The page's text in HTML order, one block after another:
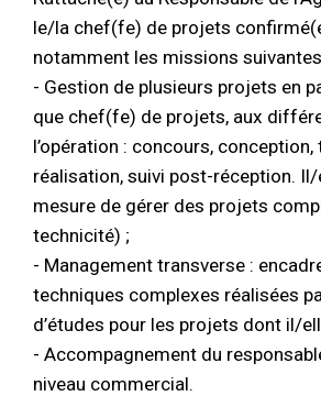
le/la chef(fe) de projets
notamment les missions
- Gestion de plusieurs projets en
que chef(fe) de projets, aux
l’opération : concours, conception,
réalisation, suivi post-réception. Il/
mesure de gérer des projets
technicité) ;
- Management transverse :
techniques complexes réalisées
d’études pour les projets dont il/
- Accompagnement du
niveau commercial.